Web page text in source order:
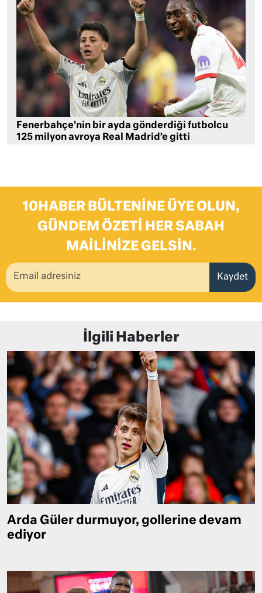
Fenerbahçe’nin bir ayda gönderdiği futbolcu
125 milyon avroya Real Madrid’e gitti
10HABER BÜLTENINE ÜYE OLUN,
GÜNDEM ÖZETI HER SABAH
MAILINIZE GELSIN.
Kaydet
İlgili Haberler
Arda Güler durmuyor, gollerine devam
ediyor